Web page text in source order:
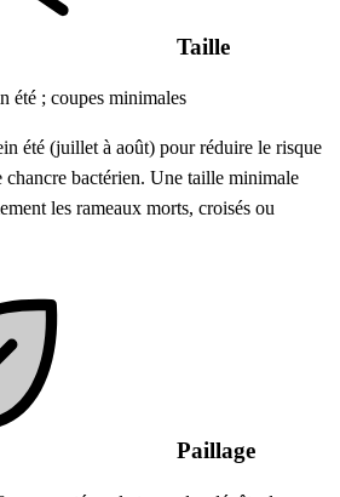
Taille
été ; coupes minimales
été (juillet à août) pour réduire le risque
chancre bactérien. Une taille minimale
les rameaux morts, croisés ou
Paillage